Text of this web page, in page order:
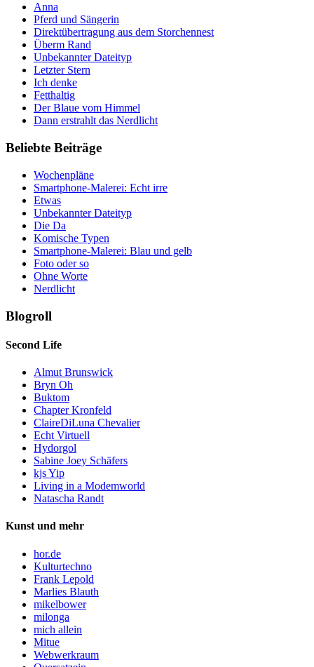
Anna
Pferd und Sängerin
Direktübertragung aus dem Storchennest
Überm Rand
Unbekannter Dateityp
Letzter Stern
Ich denke
Fetthaltig
Der Blaue vom Himmel
Dann erstrahlt das Nerdlicht
Beliebte Beiträge
Wochenpläne
Smartphone-Malerei: Echt irre
Etwas
Unbekannter Dateityp
Die Da
Komische Typen
Smartphone-Malerei: Blau und gelb
Foto oder so
Ohne Worte
Nerdlicht
Blogroll
Second Life
Almut Brunswick
Bryn Oh
Buktom
Chapter Kronfeld
ClaireDiLuna Chevalier
Echt Virtuell
Hydorgol
Sabine Joey Schäfers
kjs Yip
Living in a Modemworld
Natascha Randt
Kunst und mehr
hor.de
Kulturtechno
Frank Lepold
Marlies Blauth
mikelbower
milonga
mich allein
Mitue
Webwerkraum